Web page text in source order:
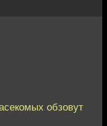
обзовут